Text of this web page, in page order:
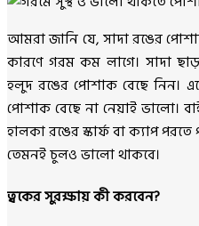
আমরা জানি যে, সাদা রঙের
কারণে গরম কম লাগে। সাদা
হলুদ রঙের পোশাক বেছে নিন।
পোশাক বেছে না নেয়াই ভালো।
হালকা রঙের স্কার্ফ বা ক্যাপ
তেমনই চুলও ভালো থাকবে।
ত্বকের সুরক্ষায় কী করবেন?